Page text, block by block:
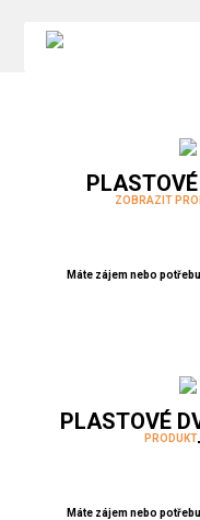
ZOBRAZIT
Máte zájem nebo
PLASTOVÉ
Máte zájem nebo